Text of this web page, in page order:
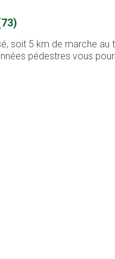
soit 5 km de marche
pédestres vous